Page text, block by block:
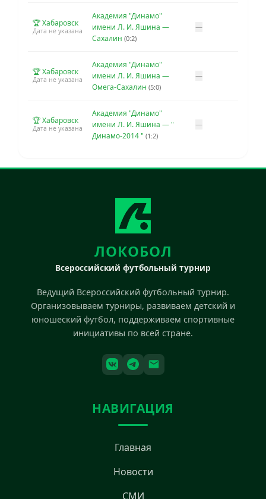
🏆 Хабаровск
Дата не указана
Академия "Динамо"
имени Л. И. Яшина —
Сахалин (0:2)
—
🏆 Хабаровск
Дата не указана
Академия "Динамо"
имени Л. И. Яшина —
Омега-Сахалин (5:0)
—
🏆 Хабаровск
Дата не указана
Академия "Динамо"
имени Л. И. Яшина — "
Динамо-2014 " (1:2)
—
ЛОКОБОЛ
Всероссийский футбольный турнир
Ведущий Всероссийский футбольный турнир.
Организовываем турниры, развиваем детский и
юношеский футбол, поддерживаем спортивные
инициативы по всей стране.
НАВИГАЦИЯ
Главная
Новости
СМИ